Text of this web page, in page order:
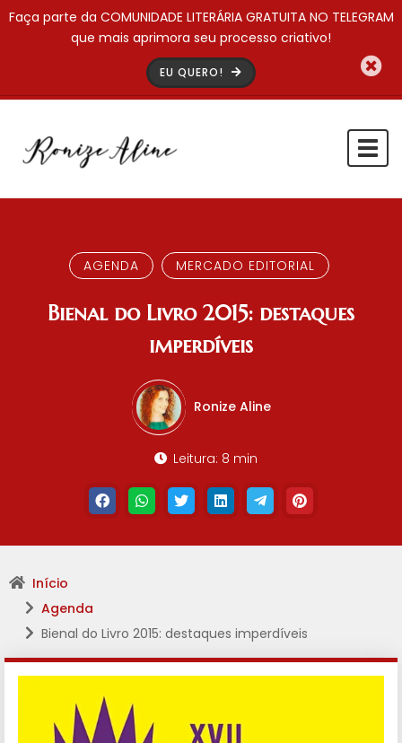
Faça parte da COMUNIDADE LITERÁRIA GRATUITA NO TELEGRAM
que mais aprimora seu processo criativo!
EU QUERO!
AGENDA MERCADO EDITORIAL
Bienal do Livro 2015: destaques
imperdíveis
Ronize Aline
Leitura: 8 min
Início
Agenda
Bienal do Livro 2015: destaques imperdíveis